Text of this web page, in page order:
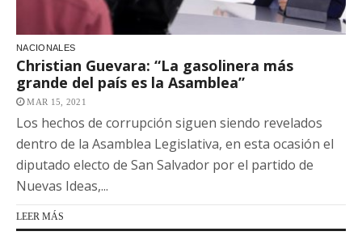
NACIONALES
Christian Guevara: “La gasolinera más
grande del país es la Asamblea”
MAR 15, 2021
Los hechos de corrupción siguen siendo revelados
dentro de la Asamblea Legislativa, en esta ocasión el
diputado electo de San Salvador por el partido de
Nuevas Ideas,...
LEER MÁS